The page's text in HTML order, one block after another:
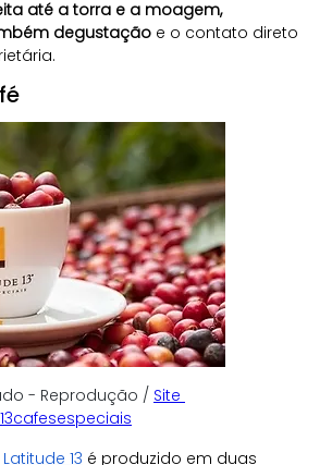
até a torra e a moagem,
degustação e o contato direto
- Reprodução / Site
Latitude 13 é produzido em duas